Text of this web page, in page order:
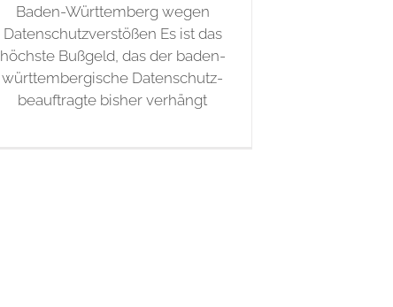
Baden-Württemberg wegen
Datenschutzverstößen Es ist das
höchste Bußgeld, das der baden-
württembergische Datenschutz-
beauftragte bisher verhängt